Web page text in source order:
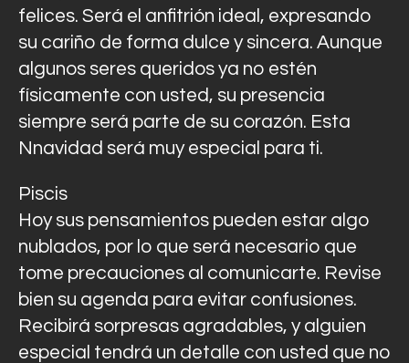
felices. Será el anfitrión ideal, expresando
su cariño de forma dulce y sincera. Aunque
algunos seres queridos ya no estén
físicamente con usted, su presencia
siempre será parte de su corazón. Esta
Nnavidad será muy especial para ti.
Piscis
Hoy sus pensamientos pueden estar algo
nublados, por lo que será necesario que
tome precauciones al comunicarte. Revise
bien su agenda para evitar confusiones.
Recibirá sorpresas agradables, y alguien
especial tendrá un detalle con usted que no